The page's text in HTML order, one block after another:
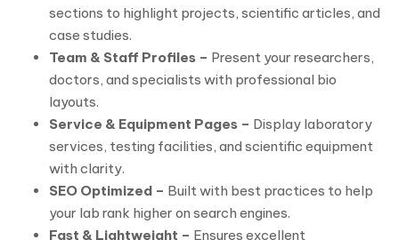
sections to highlight projects, scientific articles, and
case studies.
Team & Staff Profiles – Present your researchers,
doctors, and specialists with professional bio
layouts.
Service & Equipment Pages – Display laboratory
services, testing facilities, and scientific equipment
with clarity.
SEO Optimized – Built with best practices to help
your lab rank higher on search engines.
Fast & Lightweight – Ensures excellent